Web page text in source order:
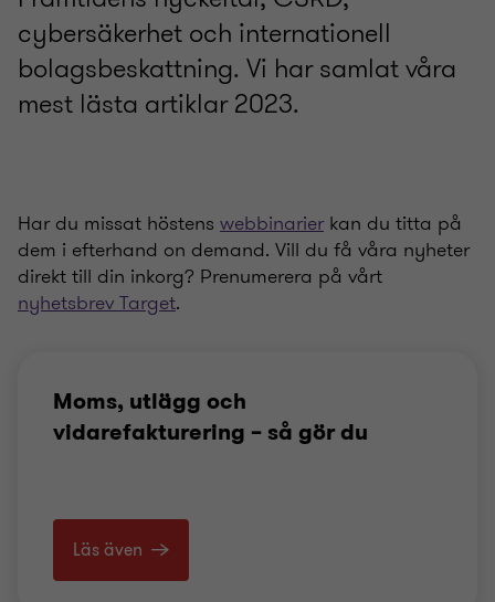
cybersäkerhet och internationell
bolagsbeskattning. Vi har samlat våra
mest lästa artiklar 2023.
Har du missat höstens webbinarier kan du titta på
dem i efterhand on demand. Vill du få våra nyheter
direkt till din inkorg? Prenumerera på vårt
nyhetsbrev Target.
Moms, utlägg och
vidarefakturering – så gör du
Läs även